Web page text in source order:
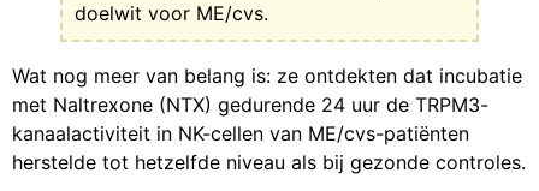
doelwit voor ME/cvs.
Wat nog meer van belang is: ze ontdekten dat incubatie
met Naltrexone (NTX) gedurende 24 uur de TRPM3-
kanaalactiviteit in NK-cellen van ME/cvs-patiënten
herstelde tot hetzelfde niveau als bij gezonde controles.